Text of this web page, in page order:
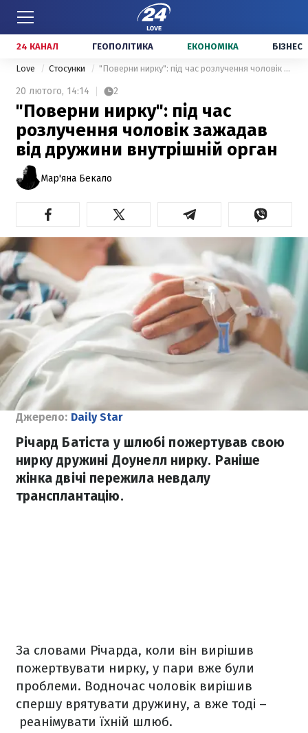
24 КАНАЛ ГЕОПОЛІТИКА ЕКОНОМІКА БІЗНЕС
Love Стосунки "Поверни нирку": під час розлучення чоловік зажадав від дружини внутрішній орган
20 лютого, 14:14 2
"Поверни нирку": під час
розлучення чоловік зажадав
від дружини внутрішній орган
Мар'яна Бекало
Джерело: Daily Star
Річард Батіста у шлюбі пожертував свою
нирку дружині Доунелл нирку. Раніше
жінка двічі пережила невдалу
трансплантацію.
За словами Річарда, коли він вирішив
пожертвувати нирку, у пари вже були
проблеми. Водночас чоловік вирішив
спершу врятувати дружину, а вже тоді –
реанімувати їхній шлюб.